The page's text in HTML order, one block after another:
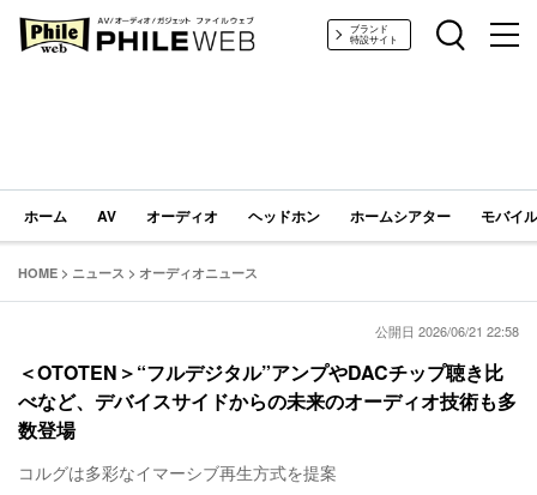
PHILE WEB｜AV/オーディオ/ガジェットブランド
特設サイト
ホーム AV オーディオ ヘッドホン ホームシアター モバイ
HOME > ニュース > オーディオニュース
公開日 2026/06/21 22:58
＜OTOTEN＞“フルデジタル”アンプやDACチップ聴き比
べなど、デバイスサイドからの未来のオーディオ技術も多
数登場
コルグは多彩なイマーシブ再生方式を提案